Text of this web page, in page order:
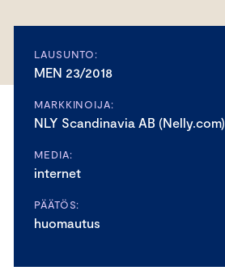
LAUSUNTO:
MEN 23/2018
MARKKINOIJA:
NLY Scandinavia AB (Nelly.com)
MEDIA:
internet
PÄÄTÖS:
huomautus